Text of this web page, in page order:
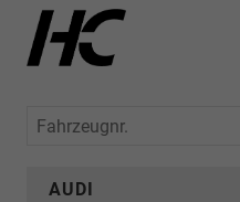
Fahrzeugnr.
AUDI